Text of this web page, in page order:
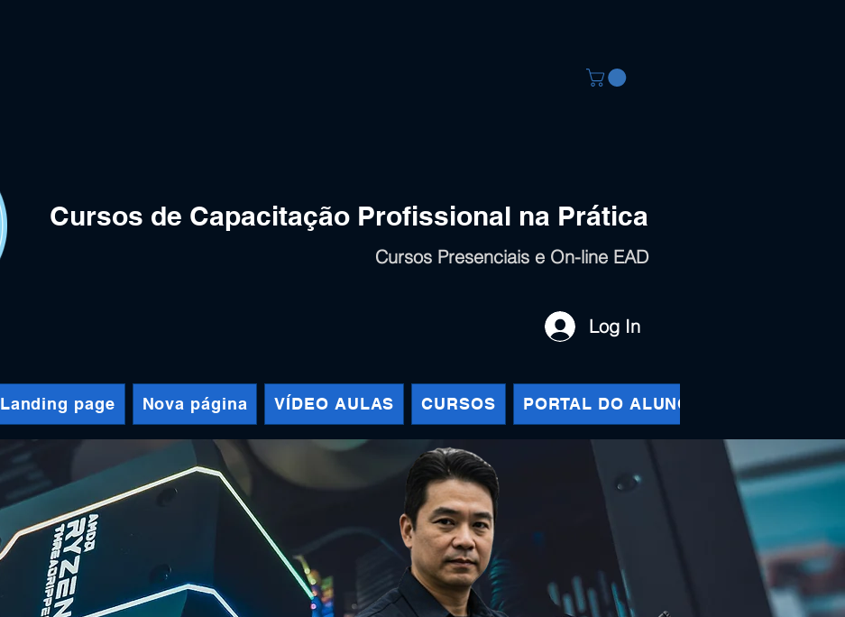
Cursos de Capacitação Profissional na Prática
Cursos Presenciais e On-line EAD
Log In
Landing page Nova página VÍDEO AULAS CURSOS PORTAL DO ALUNO